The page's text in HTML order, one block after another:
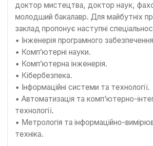
доктор мистецтва, доктор наук,
молодший бакалавр. Для майбутніх
заклад пропонує наступні
• Інженерія програмного
• Комп’ютерні науки.
• Комп’ютерна інженерія.
• Кібербезпека.
• Інформаційні системи та технології.
• Автоматизація та комп’ютерно-
технології.
• Метрологія та інформаційно-
техніка.